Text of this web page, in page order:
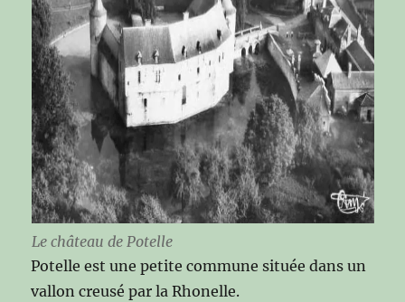
Le château de Potelle
Potelle est une petite commune située dans un
vallon creusé par la Rhonelle.